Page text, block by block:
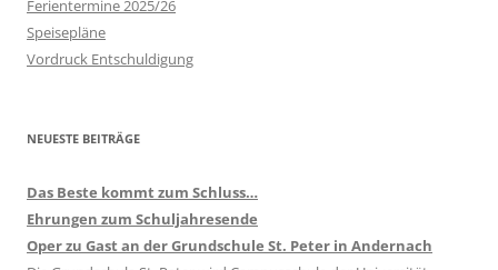
Ferientermine 2025/26
Speisepläne
Vordruck Entschuldigung
NEUESTE BEITRÄGE
Das Beste kommt zum Schluss…
Ehrungen zum Schuljahresende
Oper zu Gast an der Grundschule St. Peter in Andernach